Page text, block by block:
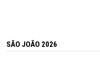
SÃO JOÃO 2026